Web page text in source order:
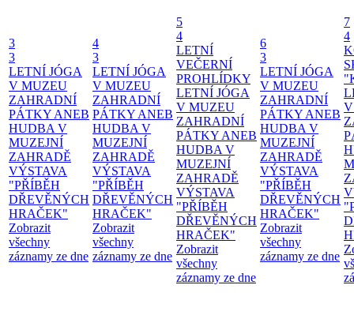
3
3
LETNÍ JÓGA
V MUZEU
ZAHRADNÍ
PÁTKY ANEB
HUDBA V
MUZEJNÍ
ZAHRADĚ
VÝSTAVA
"PŘÍBĚH
DŘEVĚNÝCH
HRAČEK"
Zobrazit
všechny
záznamy ze dne
4
3
LETNÍ JÓGA
V MUZEU
ZAHRADNÍ
PÁTKY ANEB
HUDBA V
MUZEJNÍ
ZAHRADĚ
VÝSTAVA
"PŘÍBĚH
DŘEVĚNÝCH
HRAČEK"
Zobrazit
všechny
záznamy ze dne
5
4
LETNÍ
VEČERNÍ
PROHLÍDKY
LETNÍ JÓGA
V MUZEU
ZAHRADNÍ
PÁTKY ANEB
HUDBA V
MUZEJNÍ
ZAHRADĚ
VÝSTAVA
"PŘÍBĚH
DŘEVĚNÝCH
HRAČEK"
Zobrazit
všechny
záznamy ze dne
6
3
LETNÍ JÓGA
V MUZEU
ZAHRADNÍ
PÁTKY ANEB
HUDBA V
MUZEJNÍ
ZAHRADĚ
VÝSTAVA
"PŘÍBĚH
DŘEVĚNÝCH
HRAČEK"
Zobrazit
všechny
záznamy ze dne
7
4